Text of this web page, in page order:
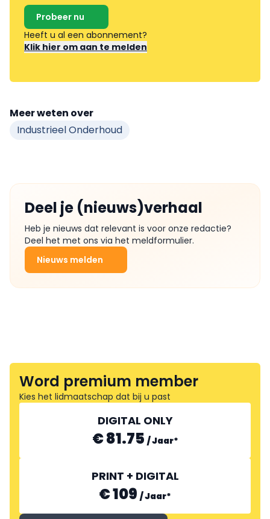
Probeer nu
Heeft u al een abonnement?
Klik hier om aan te melden
Meer weten over
Industrieel Onderhoud
Deel je (nieuws)verhaal
Heb je nieuws dat relevant is voor onze redactie?
Deel het met ons via het meldformulier.
Nieuws melden
Word premium member
Kies het lidmaatschap dat bij u past
DIGITAL ONLY
€ 81.75 /Jaar*
PRINT + DIGITAL
€ 109 /Jaar*